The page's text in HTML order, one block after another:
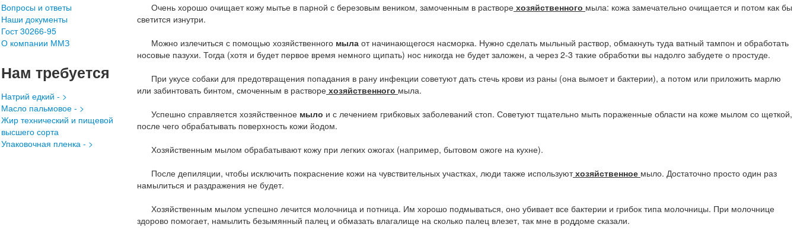
Вопросы и ответы
Наши документы
Гост 30266-95
О компании ММЗ
Нам требуется
Натрий едкий - >
Масло пальмовое - >
Жир технический и пищевой
высшего сорта
Упаковочная пленка - >
Очень хорошо очищает кожу мытье в парной с березовым веником, замоченным в растворе хозяйственного мыла: кожа замечательно очищается и потом как бы
светится изнутри.
Можно излечиться с помощью хозяйственного мылаот начинающегося насморка. Нужно сделать мыльный раствор, обмакнуть туда ватный тампон и обработать
носовые пазухи. Тогда (хотя и будет первое время немного щипать) нос никогда не будет заложен, а через 2-3 такие обработки вы надолго забудете о простуде.
При укусе собаки для предотвращения попадания в рану инфекции советуют дать стечь крови из раны (она вымоет и бактерии), а потом или приложить марлю
или забинтовать бинтом, смоченным в растворе хозяйственного мыла.
Успешно справляется хозяйственное мыло и с лечением грибковых заболеваний стоп. Советуют тщательно мыть пораженные области на коже мылом со щеткой,
после чего обрабатывать поверхность кожи йодом.
Хозяйственным мылом обрабатывают кожу при легких ожогах (например, бытовом ожоге на кухне).
После депиляции, чтобы исключить покраснение кожи на чувствительных участках, люди также используютхозяйственное мыло. Достаточно просто один раз
намылиться и раздражения не будет.
Хозяйственным мылом успешно лечится молочница и потница. Им хорошо подмываться, оно убивает все бактерии и грибок типа молочницы. При молочнице
здорово помогает, намылить безымянный палец и обмазать влагалище на сколько палец влезет, так мне в роддоме сказали.